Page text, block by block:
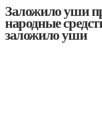
Заложило уши
народные
заложило уши